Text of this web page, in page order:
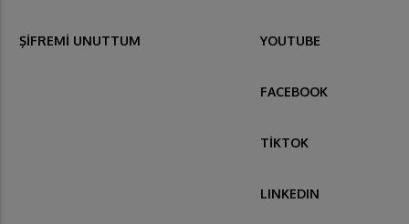
ŞİFREMİ UNUTTUM YOUTUBE
FACEBOOK
TİKTOK
LINKEDIN